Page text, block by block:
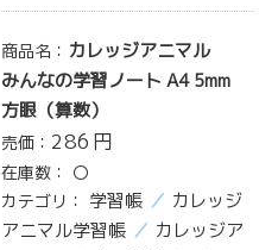
商品名： カレッジアニマル
みんなの学習ノート A4 5mm
方眼（算数）
売価： 286 円
在庫数： 〇
カテゴリ： 学習帳
カレッジ
アニマル学習帳
カレッジア